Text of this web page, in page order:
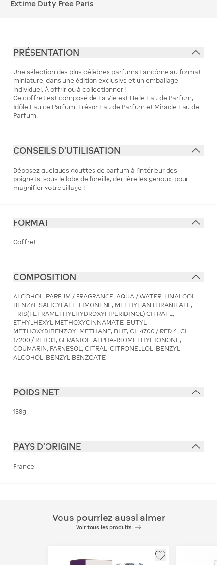
Extime Duty Free Paris
PRÉSENTATION
Une sélection des plus célèbres parfums Lancôme au format
miniature, dans une édition exclusive et un emballage
individuel. À offrir ou à collectionner !
Ce coffret est composé de La Vie est Belle Eau de Parfum,
Idôle Eau de Parfum, Trésor Eau de Parfum et Miracle Eau de
Parfum.
CONSEILS D'UTILISATION
Déposez quelques gouttes de parfum à l'intérieur des
poignets, sous le lobe de l'oreille, derrière les genoux, pour
magnifier votre sillage !
FORMAT
Coffret
COMPOSITION
ALCOHOL, PARFUM / FRAGRANCE, AQUA / WATER, LINALOOL,
BENZYL SALICYLATE, LIMONENE, METHYL ANTHRANILATE,
TRIS(TETRAMETHYLHYDROXYPIPERIDINOL) CITRATE,
ETHYLHEXYL METHOXYCINNAMATE, BUTYL
METHOXYDIBENZOYLMETHANE, BHT, CI 14700 / RED 4, CI
17200 / RED 33, GERANIOL, ALPHA-ISOMETHYL IONONE,
COUMARIN, FARNESOL, CITRAL, CITRONELLOL, BENZYL
ALCOHOL, BENZYL BENZOATE
POIDS NET
138g
PAYS D'ORIGINE
France
Vous pourriez aussi aimer
Voir tous les produits